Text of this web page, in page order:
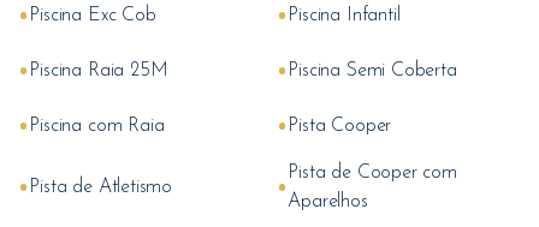
• Piscina Exc Cob • Piscina Infantil
• Piscina Raia 25M • Piscina Semi Coberta
• Piscina com Raia • Pista Cooper
• Pista de Atletismo • Pista de Cooper com
Aparelhos